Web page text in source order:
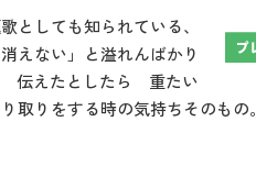
としても知られている、
えない」と溢れんばかり
伝えたとしたら 重たい
りをする時の気持ちそのもの。